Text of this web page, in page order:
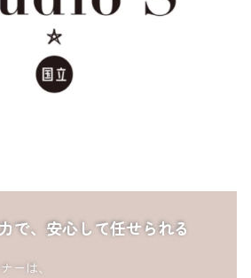
で、安心して任せられる
ーは、